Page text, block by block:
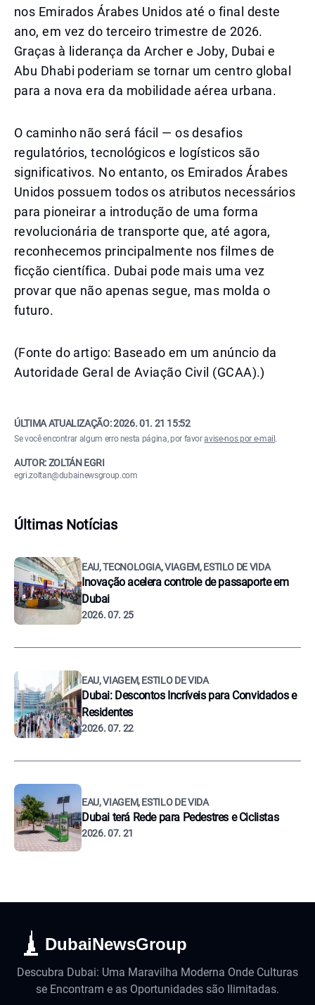
nos Emirados Árabes Unidos até o final deste
ano, em vez do terceiro trimestre de 2026.
Graças à liderança da Archer e Joby, Dubai e
Abu Dhabi poderiam se tornar um centro global
para a nova era da mobilidade aérea urbana.
O caminho não será fácil — os desafios
regulatórios, tecnológicos e logísticos são
significativos. No entanto, os Emirados Árabes
Unidos possuem todos os atributos necessários
para pioneirar a introdução de uma forma
revolucionária de transporte que, até agora,
reconhecemos principalmente nos filmes de
ficção científica. Dubai pode mais uma vez
provar que não apenas segue, mas molda o
futuro.
(Fonte do artigo: Baseado em um anúncio da
Autoridade Geral de Aviação Civil (GCAA).)
ÚLTIMA ATUALIZAÇÃO:2026. 01. 21 15:52
Se você encontrar algum erro nesta página, por favoravise-nos por e-mail .
AUTOR: ZOLTÁN EGRI
egri.zoltan@dubainewsgroup.com
Últimas Notícias
EAU, TECNOLOGIA, VIAGEM, ESTILO DE VIDA
Inovação acelera controle de passaporte em
Dubai
2026. 07. 25
EAU, VIAGEM, ESTILO DE VIDA
Dubai: Descontos Incríveis para Convidados e
Residentes
2026. 07. 22
EAU, VIAGEM, ESTILO DE VIDA
Dubai terá Rede para Pedestres e Ciclistas
2026. 07. 21
DubaiNewsGroup
Descubra Dubai: Uma Maravilha Moderna Onde Culturas
se Encontram e as Oportunidades são Ilimitadas.